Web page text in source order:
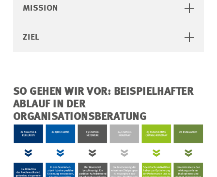
MISSION
ZIEL
SO GEHEN WIR VOR: BEISPIELHAFTER
ABLAUF IN DER
ORGANISATIONSBERATUNG